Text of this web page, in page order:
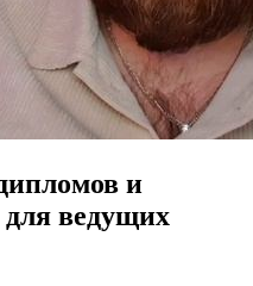
и
для ведущих